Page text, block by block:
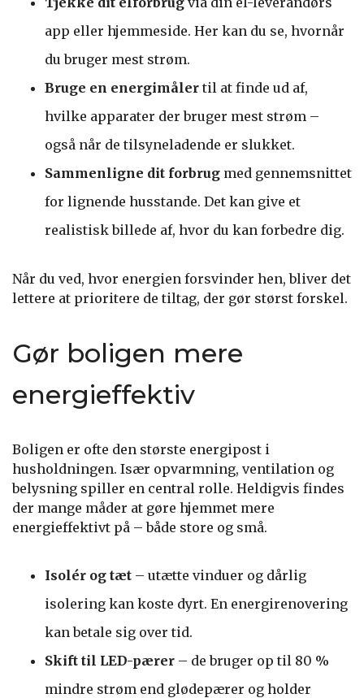
app eller hjemmeside. Her kan du se, hvornår
du bruger mest strøm.
Bruge en energimåler til at finde ud af,
hvilke apparater der bruger mest strøm –
også når de tilsyneladende er slukket.
Sammenligne dit forbrug med gennemsnittet
for lignende husstande. Det kan give et
realistisk billede af, hvor du kan forbedre dig.
Når du ved, hvor energien forsvinder hen, bliver det
lettere at prioritere de tiltag, der gør størst forskel.
Gør boligen mere
energieffektiv
Boligen er ofte den største energipost i
husholdningen. Især opvarmning, ventilation og
belysning spiller en central rolle. Heldigvis findes
der mange måder at gøre hjemmet mere
energieffektivt på – både store og små.
Isolér og tæt – utætte vinduer og dårlig
isolering kan koste dyrt. En energirenovering
kan betale sig over tid.
Skift til LED-pærer – de bruger op til 80 %
mindre strøm end glødepærer og holder